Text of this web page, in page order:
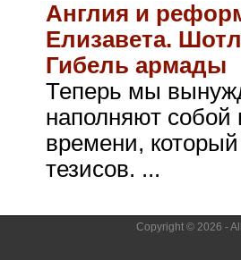
Англия и
Елизавета.
Гибель армады
Теперь мы
наполняют собой
времени,
тезисов. ...
Copyright © 2026 -